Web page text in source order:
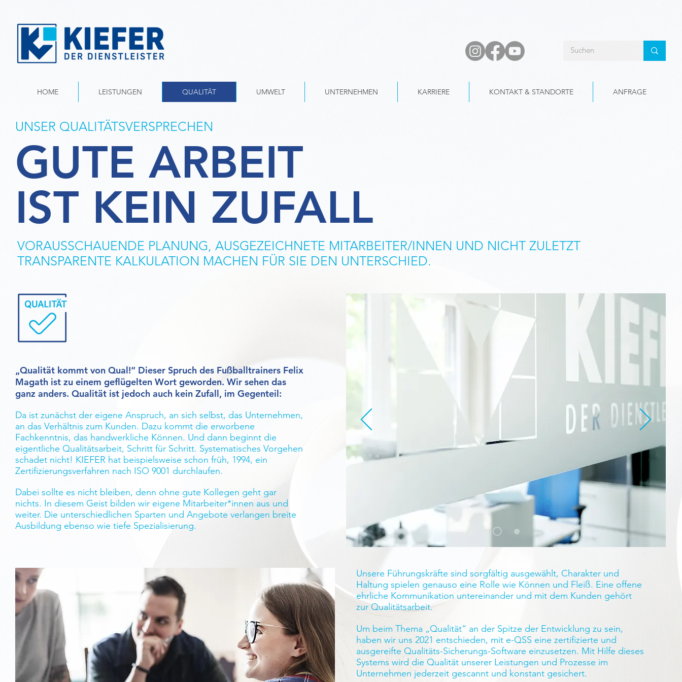
HOME LEISTUNGEN QUALITÄT UMWELT UNTERNEHMEN KARRIERE KONTAKT & STANDORTE ANFRAGE
UNSER QUALITÄTSVERSPRECHEN
GUTE ARBEIT
IST KEIN ZUFALL
VORAUSSCHAUENDE PLANUNG, AUSGEZEICHNETE MITARBEITER/INNEN UND NICHT ZULETZT
TRANSPARENTE KALKULATION MACHEN FÜR SIE DEN UNTERSCHIED.
„Qualität kommt von Qual!“ Dieser Spruch des Fußballtrainers Felix
Magath ist zu einem geflügelten Wort geworden. Wir sehen das
ganz anders. Qualität ist jedoch auch kein Zufall, im Gegenteil:
Da ist zunächst der eigene Anspruch, an sich selbst, das Unternehmen,
an das Verhältnis zum Kunden. Dazu kommt die erworbene
Fachkenntnis, das handwerkliche Können. Und dann beginnt die
eigentliche Qualitätsarbeit, Schritt für Schritt. Systematisches Vorgehen
schadet nicht! KIEFER hat beispielsweise schon früh, 1994, ein
Zertifizierungsverfahren nach ISO 9001 durchlaufen.
Dabei sollte es nicht bleiben, denn ohne gute Kollegen geht gar
nichts. In diesem Geist bilden wir eigene Mitarbeiter*innen aus und
weiter. Die unterschiedlichen Sparten und Angebote verlangen breite
Ausbildung ebenso wie tiefe Spezialisierung.
Unsere Führungskräfte sind sorgfältig ausgewählt, Charakter und
Haltung spielen genauso eine Rolle wie Können und Fleiß. Eine offene
ehrliche Kommunikation untereinander und mit dem Kunden gehört
zur Qualitätsarbeit.
Um beim Thema „Qualität“ an der Spitze der Entwicklung zu sein,
haben wir uns 2021 entschieden, mit e-QSS eine zertifizierte und
ausgereifte Qualitäts-Sicherungs-Software einzusetzen. Mit Hilfe dieses
Systems wird die Qualität unserer Leistungen und Prozesse im
Unternehmen jederzeit gescannt und konstant gesichert.